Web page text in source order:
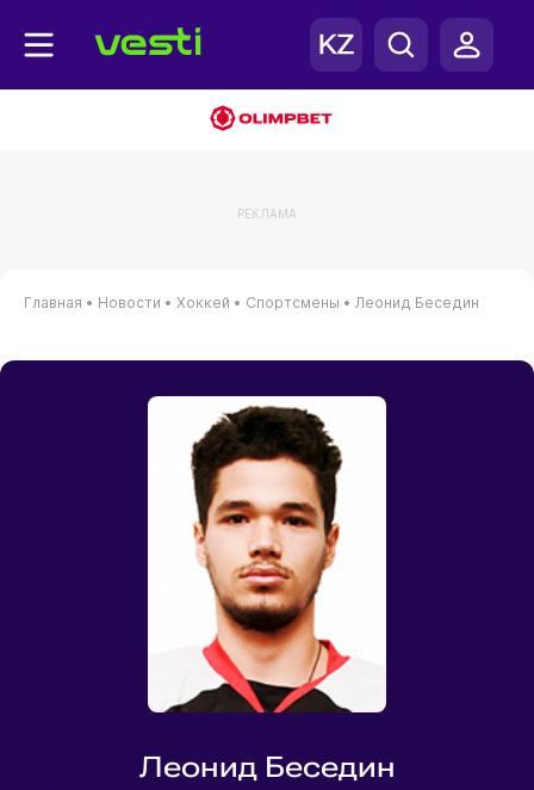
РЕКЛАМА
Главная • Новости • Хоккей • Спортсмены • Леонид Беседин
Леонид Беседин